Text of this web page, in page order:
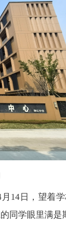
14日，望着
同学眼里满是